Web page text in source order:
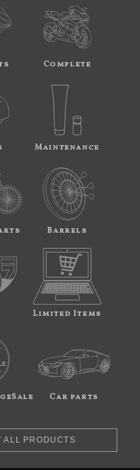
Complete
Maintenance
Barrels
Limited Items
Car parts
ALL PRODUCTS